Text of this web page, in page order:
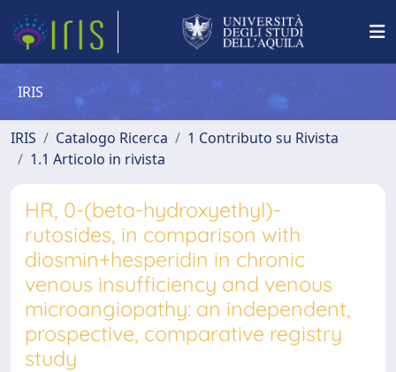
IRIS
IRIS Catalogo Ricerca
1 Contributo su Rivista
1.1 Articolo in rivista
HR, 0-(beta-hydroxyethyl)-
rutosides, in comparison with
diosmin+hesperidin in chronic
venous insufficiency and venous
microangiopathy: an independent,
prospective, comparative registry
study